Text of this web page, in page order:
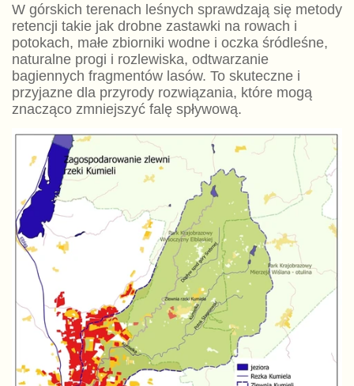
W górskich terenach leśnych sprawdzają się metody
retencji takie jak drobne zastawki na rowach i
potokach, małe zbiorniki wodne i oczka śródleśne,
naturalne progi i rozlewiska, odtwarzanie
bagiennych fragmentów lasów. To skuteczne i
przyjazne dla przyrody rozwiązania, które mogą
znacząco zmniejszyć falę spływową.